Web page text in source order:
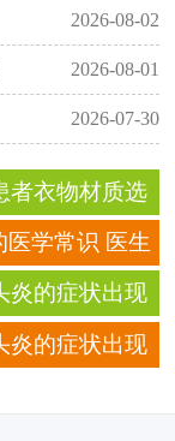
2026-08-02
2026-08-01
2026-07-30
者衣物材质选
些要求？
医学常识 医生
专业解答
炎的症状出现
择休闲方式 活
炎的症状出现